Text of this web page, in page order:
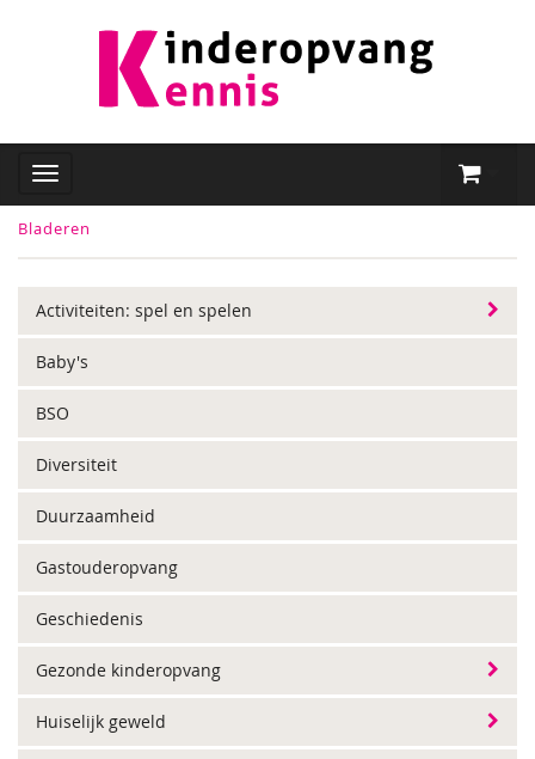
Bladeren
Activiteiten: spel en spelen
Baby's
BSO
Diversiteit
Duurzaamheid
Gastouderopvang
Geschiedenis
Gezonde kinderopvang
Huiselijk geweld